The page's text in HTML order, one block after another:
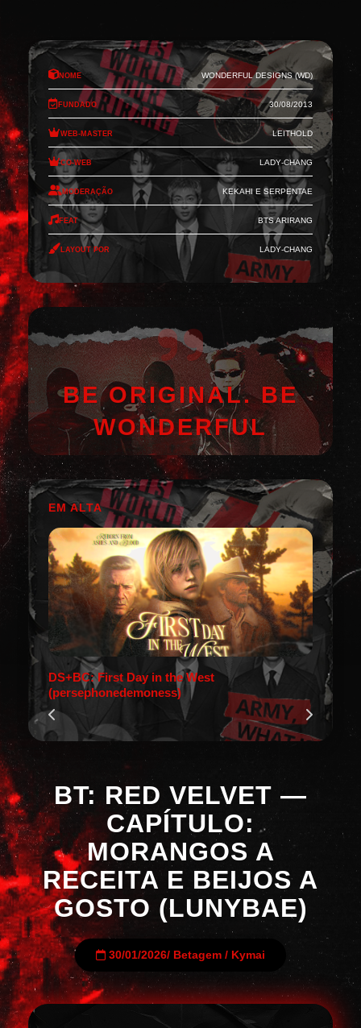
Nome Wonderful Designs (WD)
Fundado 30/08/2013
Web-Master Leithold
Co-Web Lady-Chang
Moderação Kekahi e Serpentae
Feat BTS Arirang
Layout por Lady-Chang
BE ORIGINAL. BE
WONDERFUL
EM ALTA
DS+BC: First Day in the West
(persephonedemoness)
BT: RED VELVET —
CAPÍTULO:
MORANGOS A
RECEITA E BEIJOS A
GOSTO (LUNYBAE)
30/01/2026/ Betagem / Kymai